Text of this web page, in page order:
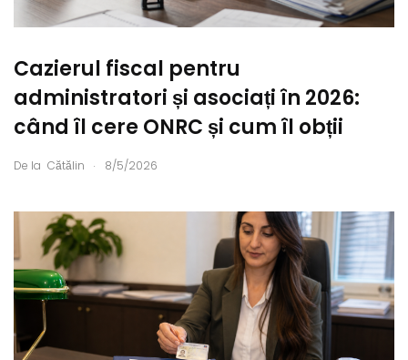
Cazierul fiscal pentru
administratori și asociați în 2026:
când îl cere ONRC și cum îl obții
De la Cătălin . 8/5/2026